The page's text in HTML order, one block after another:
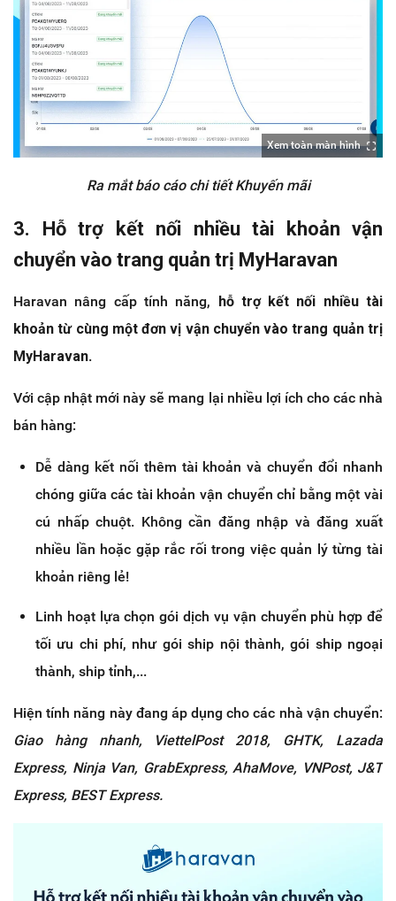
Xem toàn màn hình
Ra mắt báo cáo chi tiết Khuyến mãi
3. Hỗ trợ kết nối nhiều tài khoản vận
chuyển vào trang quản trị MyHaravan
Haravan nâng cấp tính năng, hỗ trợ kết nối nhiều tài
khoản từ cùng một đơn vị vận chuyển vào trang quản trị
MyHaravan.
Với cập nhật mới này sẽ mang lại nhiều lợi ích cho các nhà
bán hàng:
Dễ dàng kết nối thêm tài khoản và chuyển đổi nhanh
chóng giữa các tài khoản vận chuyển chỉ bằng một vài
cú nhấp chuột. Không cần đăng nhập và đăng xuất
nhiều lần hoặc gặp rắc rối trong việc quản lý từng tài
khoản riêng lẻ!
Linh hoạt lựa chọn gói dịch vụ vận chuyển phù hợp để
tối ưu chi phí, như gói ship nội thành, gói ship ngoại
thành, ship tỉnh,...
Hiện tính năng này đang áp dụng cho các nhà vận chuyển:
Giao hàng nhanh, ViettelPost 2018, GHTK, Lazada
Express, Ninja Van, GrabExpress, AhaMove, VNPost, J&T
Express, BEST Express.